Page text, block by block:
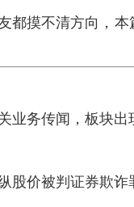
摸不清方向，本
业务传闻，板块出
股价被判证券欺诈